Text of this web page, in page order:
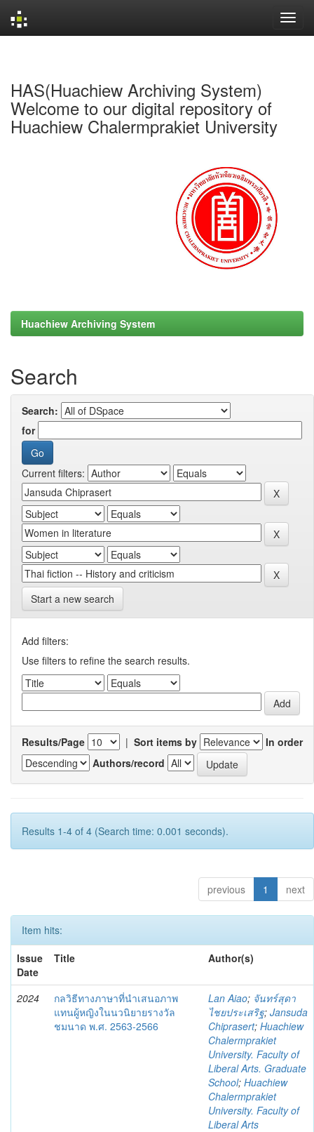
HAS(Huachiew Archiving System)
Welcome to our digital repository of
Huachiew Chalermprakiet University
Huachiew Archiving System
Search
Search:
for
Current filters:
Start a new search
Add filters:
Use filters to refine the search results.
Results/Page | Sort items by
In order
Authors/record
Results 1-4 of 4 (Search time: 0.001 seconds).
previous 1 next
Item hits:
Issue
Date
Title Author(s)
2024
กลวิธีทางภาษาที่นำเสนอภาพ
แทนผู้หญิงในนวนิยายรางวัล
ชมนาด พ.ศ. 2563-2566
Lan Aiao; จันทร์สุดา
ไชยประเสริฐ; Jansuda
Chiprasert; Huachiew
Chalermprakiet
University. Faculty of
Liberal Arts. Graduate
School; Huachiew
Chalermprakiet
University. Faculty of
Liberal Arts